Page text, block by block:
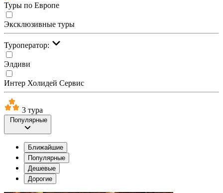
Туры по Европе
Эксклюзивные туры
Туроператор:
Элдиви
Интер Холидей Сервис
3 тура
Популярные
Ближайшие
Популярные
Дешевые
Дорогие